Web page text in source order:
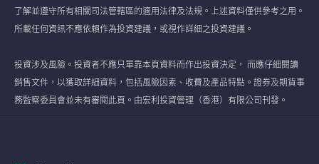
了解並遵守所有相關司法管轄區的適用法律及法規。上述資料僅供參考之用。
所載任何資訊不應依賴作為投資建議，或視作詳細之投資建議。
投資涉及風險。投資者不應只單靠本頁資料而作出投資決定， 而應仔細閱讀
銷售文件，以獲取詳細資料，包括風險因素、收費及產品特點。證券及期貨事
務監察委員會並未有審閱此頁。由宏利投資管理（香港）有限公司刊發。